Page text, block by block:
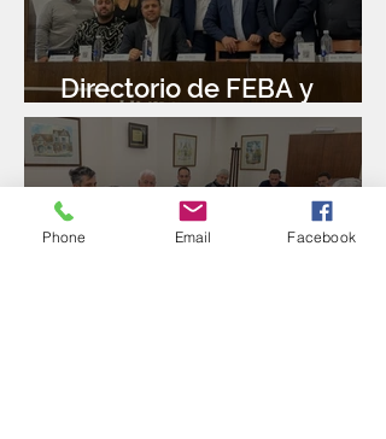
Directorio de FEBA y
Congreso de Industria 4.0
Phone Email Facebook